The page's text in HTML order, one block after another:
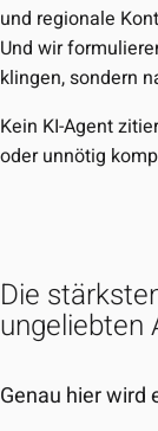
und regionale
Und wir
klingen, sondern
Kein KI-Agent
oder unnötig
Die
ungeliebten
Genau hier wird